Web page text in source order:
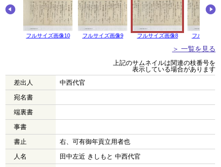
フルサイズ画像10 フルサイズ画像9 フルサイズ画像8 フルサイズ
＞ 一覧を見る
上記のサムネイルは関連の枝番号を
表示している場合があります
差出人
中西代官
宛名書
端裏書
事書
書止
右、可有御年貢立用者也
人名
田中左近 きしもと 中西代官